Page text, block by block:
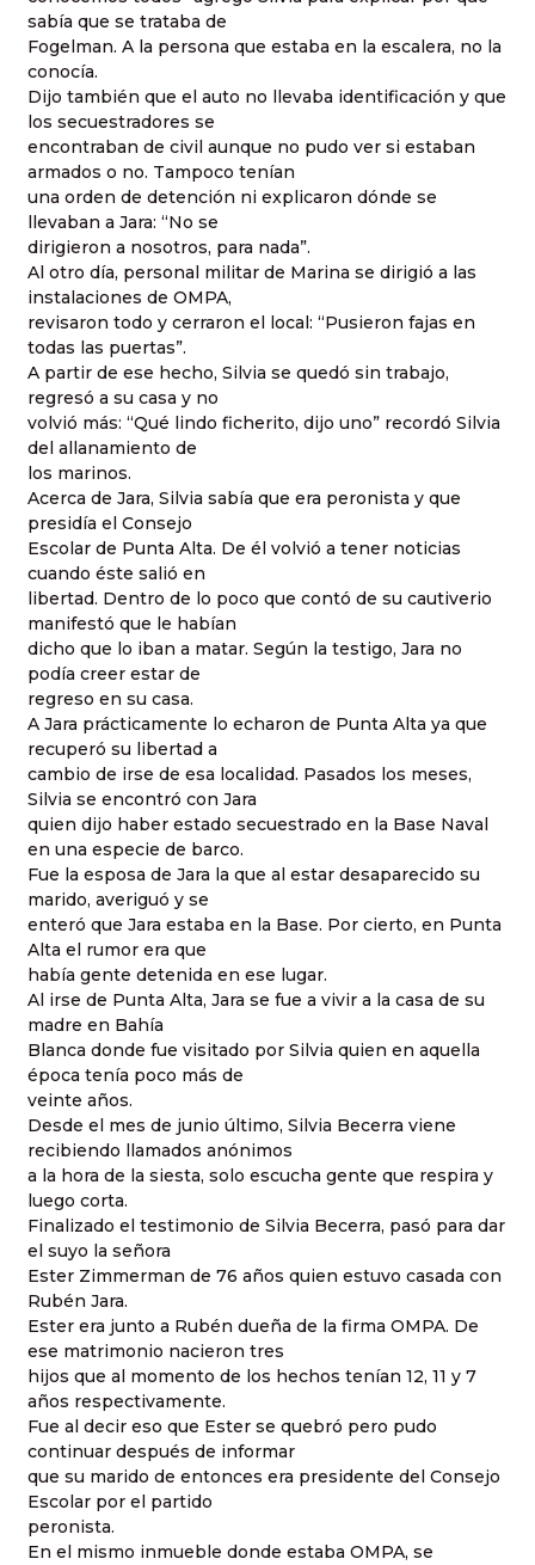
sabía que se trataba de
Fogelman. A la persona que estaba en la escalera, no la
conocía.
Dijo también que el auto no llevaba identificación y que
los secuestradores se
encontraban de civil aunque no pudo ver si estaban
armados o no. Tampoco tenían
una orden de detención ni explicaron dónde se
llevaban a Jara: “No se
dirigieron a nosotros, para nada”.
Al otro día, personal militar de Marina se dirigió a las
instalaciones de OMPA,
revisaron todo y cerraron el local: “Pusieron fajas en
todas las puertas”.
A partir de ese hecho, Silvia se quedó sin trabajo,
regresó a su casa y no
volvió más: “Qué lindo ficherito, dijo uno” recordó Silvia
del allanamiento de
los marinos.
Acerca de Jara, Silvia sabía que era peronista y que
presidía el Consejo
Escolar de Punta Alta. De él volvió a tener noticias
cuando éste salió en
libertad. Dentro de lo poco que contó de su cautiverio
manifestó que le habían
dicho que lo iban a matar. Según la testigo, Jara no
podía creer estar de
regreso en su casa.
A Jara prácticamente lo echaron de Punta Alta ya que
recuperó su libertad a
cambio de irse de esa localidad. Pasados los meses,
Silvia se encontró con Jara
quien dijo haber estado secuestrado en la Base Naval
en una especie de barco.
Fue la esposa de Jara la que al estar desaparecido su
marido, averiguó y se
enteró que Jara estaba en la Base. Por cierto, en Punta
Alta el rumor era que
había gente detenida en ese lugar.
Al irse de Punta Alta, Jara se fue a vivir a la casa de su
madre en Bahía
Blanca donde fue visitado por Silvia quien en aquella
época tenía poco más de
veinte años.
Desde el mes de junio último, Silvia Becerra viene
recibiendo llamados anónimos
a la hora de la siesta, solo escucha gente que respira y
luego corta.
Finalizado el testimonio de Silvia Becerra, pasó para dar
el suyo la señora
Ester Zimmerman de 76 años quien estuvo casada con
Rubén Jara.
Ester era junto a Rubén dueña de la firma OMPA. De
ese matrimonio nacieron tres
hijos que al momento de los hechos tenían 12, 11 y 7
años respectivamente.
Fue al decir eso que Ester se quebró pero pudo
continuar después de informar
que su marido de entonces era presidente del Consejo
Escolar por el partido
peronista.
En el mismo inmueble donde estaba OMPA, se